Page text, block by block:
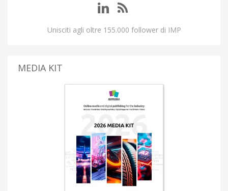
Unisciti agli oltre 155.000 follower di IMP
MEDIA KIT